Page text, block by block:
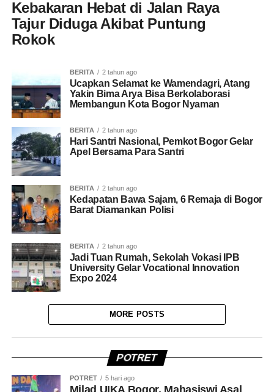
Kebakaran Hebat di Jalan Raya
Tajur Diduga Akibat Puntung
Rokok
BERITA 2 tahun ago
Ucapkan Selamat ke Wamendagri, Atang
Yakin Bima Arya Bisa Berkolaborasi
Membangun Kota Bogor Nyaman
BERITA 2 tahun ago
Hari Santri Nasional, Pemkot Bogor Gelar
Apel Bersama Para Santri
BERITA 2 tahun ago
Kedapatan Bawa Sajam, 6 Remaja di Bogor
Barat Diamankan Polisi
BERITA 2 tahun ago
Jadi Tuan Rumah, Sekolah Vokasi IPB
University Gelar Vocational Innovation
Expo 2024
MORE POSTS
POTRET
POTRET 5 hari ago